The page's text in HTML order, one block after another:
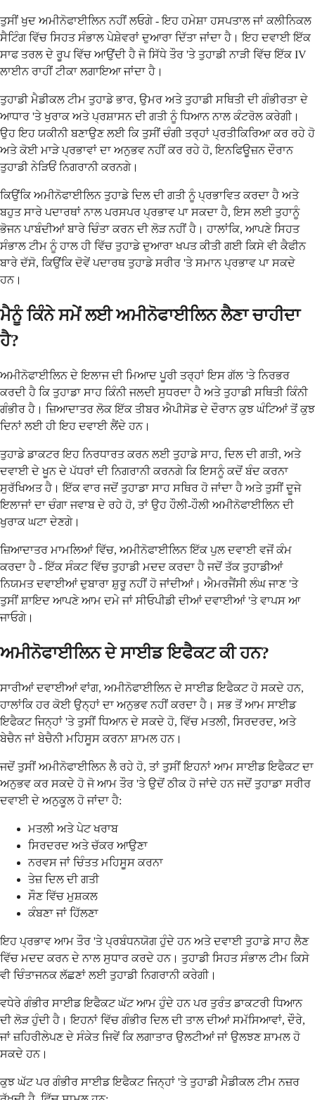
ਤੁਸੀਂ ਖੁਦ ਅਮੀਨੋਫਾਈਲਿਨ ਨਹੀਂ ਲਓਗੇ - ਇਹ ਹਮੇਸ਼ਾ ਹਸਪਤਾਲ ਜਾਂ ਕਲੀਨਿਕਲ
ਸੈਟਿੰਗ ਵਿੱਚ ਸਿਹਤ ਸੰਭਾਲ ਪੇਸ਼ੇਵਰਾਂ ਦੁਆਰਾ ਦਿੱਤਾ ਜਾਂਦਾ ਹੈ। ਇਹ ਦਵਾਈ ਇੱਕ
ਸਾਫ ਤਰਲ ਦੇ ਰੂਪ ਵਿੱਚ ਆਉਂਦੀ ਹੈ ਜੋ ਸਿੱਧੇ ਤੌਰ 'ਤੇ ਤੁਹਾਡੀ ਨਾੜੀ ਵਿੱਚ ਇੱਕ IV
ਲਾਈਨ ਰਾਹੀਂ ਟੀਕਾ ਲਗਾਇਆ ਜਾਂਦਾ ਹੈ।
ਤੁਹਾਡੀ ਮੈਡੀਕਲ ਟੀਮ ਤੁਹਾਡੇ ਭਾਰ, ਉਮਰ ਅਤੇ ਤੁਹਾਡੀ ਸਥਿਤੀ ਦੀ ਗੰਭੀਰਤਾ ਦੇ
ਆਧਾਰ 'ਤੇ ਖੁਰਾਕ ਅਤੇ ਪ੍ਰਸ਼ਾਸਨ ਦੀ ਗਤੀ ਨੂੰ ਧਿਆਨ ਨਾਲ ਕੰਟਰੋਲ ਕਰੇਗੀ।
ਉਹ ਇਹ ਯਕੀਨੀ ਬਣਾਉਣ ਲਈ ਕਿ ਤੁਸੀਂ ਚੰਗੀ ਤਰ੍ਹਾਂ ਪ੍ਰਤੀਕਿਰਿਆ ਕਰ ਰਹੇ ਹੋ
ਅਤੇ ਕੋਈ ਮਾੜੇ ਪ੍ਰਭਾਵਾਂ ਦਾ ਅਨੁਭਵ ਨਹੀਂ ਕਰ ਰਹੇ ਹੋ, ਇਨਫਿਊਜ਼ਨ ਦੌਰਾਨ
ਤੁਹਾਡੀ ਨੇੜਿਓਂ ਨਿਗਰਾਨੀ ਕਰਨਗੇ।
ਕਿਉਂਕਿ ਅਮੀਨੋਫਾਈਲਿਨ ਤੁਹਾਡੇ ਦਿਲ ਦੀ ਗਤੀ ਨੂੰ ਪ੍ਰਭਾਵਿਤ ਕਰਦਾ ਹੈ ਅਤੇ
ਬਹੁਤ ਸਾਰੇ ਪਦਾਰਥਾਂ ਨਾਲ ਪਰਸਪਰ ਪ੍ਰਭਾਵ ਪਾ ਸਕਦਾ ਹੈ, ਇਸ ਲਈ ਤੁਹਾਨੂੰ
ਭੋਜਨ ਪਾਬੰਦੀਆਂ ਬਾਰੇ ਚਿੰਤਾ ਕਰਨ ਦੀ ਲੋੜ ਨਹੀਂ ਹੈ। ਹਾਲਾਂਕਿ, ਆਪਣੇ ਸਿਹਤ
ਸੰਭਾਲ ਟੀਮ ਨੂੰ ਹਾਲ ਹੀ ਵਿੱਚ ਤੁਹਾਡੇ ਦੁਆਰਾ ਖਪਤ ਕੀਤੀ ਗਈ ਕਿਸੇ ਵੀ ਕੈਫੀਨ
ਬਾਰੇ ਦੱਸੋ, ਕਿਉਂਕਿ ਦੋਵੇਂ ਪਦਾਰਥ ਤੁਹਾਡੇ ਸਰੀਰ 'ਤੇ ਸਮਾਨ ਪ੍ਰਭਾਵ ਪਾ ਸਕਦੇ
ਹਨ।
ਮੈਨੂੰ ਕਿੰਨੇ ਸਮੇਂ ਲਈ ਅਮੀਨੋਫਾਈਲਿਨ ਲੈਣਾ ਚਾਹੀਦਾ
ਹੈ?
ਅਮੀਨੋਫਾਈਲਿਨ ਦੇ ਇਲਾਜ ਦੀ ਮਿਆਦ ਪੂਰੀ ਤਰ੍ਹਾਂ ਇਸ ਗੱਲ 'ਤੇ ਨਿਰਭਰ
ਕਰਦੀ ਹੈ ਕਿ ਤੁਹਾਡਾ ਸਾਹ ਕਿੰਨੀ ਜਲਦੀ ਸੁਧਰਦਾ ਹੈ ਅਤੇ ਤੁਹਾਡੀ ਸਥਿਤੀ ਕਿੰਨੀ
ਗੰਭੀਰ ਹੈ। ਜ਼ਿਆਦਾਤਰ ਲੋਕ ਇੱਕ ਤੀਬਰ ਐਪੀਸੋਡ ਦੇ ਦੌਰਾਨ ਕੁਝ ਘੰਟਿਆਂ ਤੋਂ ਕੁਝ
ਦਿਨਾਂ ਲਈ ਹੀ ਇਹ ਦਵਾਈ ਲੈਂਦੇ ਹਨ।
ਤੁਹਾਡੇ ਡਾਕਟਰ ਇਹ ਨਿਰਧਾਰਤ ਕਰਨ ਲਈ ਤੁਹਾਡੇ ਸਾਹ, ਦਿਲ ਦੀ ਗਤੀ, ਅਤੇ
ਦਵਾਈ ਦੇ ਖੂਨ ਦੇ ਪੱਧਰਾਂ ਦੀ ਨਿਗਰਾਨੀ ਕਰਨਗੇ ਕਿ ਇਸਨੂੰ ਕਦੋਂ ਬੰਦ ਕਰਨਾ
ਸੁਰੱਖਿਅਤ ਹੈ। ਇੱਕ ਵਾਰ ਜਦੋਂ ਤੁਹਾਡਾ ਸਾਹ ਸਥਿਰ ਹੋ ਜਾਂਦਾ ਹੈ ਅਤੇ ਤੁਸੀਂ ਦੂਜੇ
ਇਲਾਜਾਂ ਦਾ ਚੰਗਾ ਜਵਾਬ ਦੇ ਰਹੇ ਹੋ, ਤਾਂ ਉਹ ਹੌਲੀ-ਹੌਲੀ ਅਮੀਨੋਫਾਈਲਿਨ ਦੀ
ਖੁਰਾਕ ਘਟਾ ਦੇਣਗੇ।
ਜ਼ਿਆਦਾਤਰ ਮਾਮਲਿਆਂ ਵਿੱਚ, ਅਮੀਨੋਫਾਈਲਿਨ ਇੱਕ ਪੁਲ ਦਵਾਈ ਵਜੋਂ ਕੰਮ
ਕਰਦਾ ਹੈ - ਇੱਕ ਸੰਕਟ ਵਿੱਚ ਤੁਹਾਡੀ ਮਦਦ ਕਰਦਾ ਹੈ ਜਦੋਂ ਤੱਕ ਤੁਹਾਡੀਆਂ
ਨਿਯਮਤ ਦਵਾਈਆਂ ਦੁਬਾਰਾ ਸ਼ੁਰੂ ਨਹੀਂ ਹੋ ਜਾਂਦੀਆਂ। ਐਮਰਜੈਂਸੀ ਲੰਘ ਜਾਣ 'ਤੇ
ਤੁਸੀਂ ਸ਼ਾਇਦ ਆਪਣੇ ਆਮ ਦਮੇ ਜਾਂ ਸੀਓਪੀਡੀ ਦੀਆਂ ਦਵਾਈਆਂ 'ਤੇ ਵਾਪਸ ਆ
ਜਾਓਗੇ।
ਅਮੀਨੋਫਾਈਲਿਨ ਦੇ ਸਾਈਡ ਇਫੈਕਟ ਕੀ ਹਨ?
ਸਾਰੀਆਂ ਦਵਾਈਆਂ ਵਾਂਗ, ਅਮੀਨੋਫਾਈਲਿਨ ਦੇ ਸਾਈਡ ਇਫੈਕਟ ਹੋ ਸਕਦੇ ਹਨ,
ਹਾਲਾਂਕਿ ਹਰ ਕੋਈ ਉਨ੍ਹਾਂ ਦਾ ਅਨੁਭਵ ਨਹੀਂ ਕਰਦਾ ਹੈ। ਸਭ ਤੋਂ ਆਮ ਸਾਈਡ
ਇਫੈਕਟ ਜਿਨ੍ਹਾਂ 'ਤੇ ਤੁਸੀਂ ਧਿਆਨ ਦੇ ਸਕਦੇ ਹੋ, ਵਿੱਚ ਮਤਲੀ, ਸਿਰਦਰਦ, ਅਤੇ
ਬੇਚੈਨ ਜਾਂ ਬੇਚੈਨੀ ਮਹਿਸੂਸ ਕਰਨਾ ਸ਼ਾਮਲ ਹਨ।
ਜਦੋਂ ਤੁਸੀਂ ਅਮੀਨੋਫਾਈਲਿਨ ਲੈ ਰਹੇ ਹੋ, ਤਾਂ ਤੁਸੀਂ ਇਹਨਾਂ ਆਮ ਸਾਈਡ ਇਫੈਕਟ ਦਾ
ਅਨੁਭਵ ਕਰ ਸਕਦੇ ਹੋ ਜੋ ਆਮ ਤੌਰ 'ਤੇ ਉਦੋਂ ਠੀਕ ਹੋ ਜਾਂਦੇ ਹਨ ਜਦੋਂ ਤੁਹਾਡਾ ਸਰੀਰ
ਦਵਾਈ ਦੇ ਅਨੁਕੂਲ ਹੋ ਜਾਂਦਾ ਹੈ:
ਮਤਲੀ ਅਤੇ ਪੇਟ ਖਰਾਬ
ਸਿਰਦਰਦ ਅਤੇ ਚੱਕਰ ਆਉਣਾ
ਨਰਵਸ ਜਾਂ ਚਿੰਤਤ ਮਹਿਸੂਸ ਕਰਨਾ
ਤੇਜ਼ ਦਿਲ ਦੀ ਗਤੀ
ਸੌਣ ਵਿੱਚ ਮੁਸ਼ਕਲ
ਕੰਬਣਾ ਜਾਂ ਹਿੱਲਣਾ
ਇਹ ਪ੍ਰਭਾਵ ਆਮ ਤੌਰ 'ਤੇ ਪ੍ਰਬੰਧਨਯੋਗ ਹੁੰਦੇ ਹਨ ਅਤੇ ਦਵਾਈ ਤੁਹਾਡੇ ਸਾਹ ਲੈਣ
ਵਿੱਚ ਮਦਦ ਕਰਨ ਦੇ ਨਾਲ ਸੁਧਾਰ ਕਰਦੇ ਹਨ। ਤੁਹਾਡੀ ਸਿਹਤ ਸੰਭਾਲ ਟੀਮ ਕਿਸੇ
ਵੀ ਚਿੰਤਾਜਨਕ ਲੱਛਣਾਂ ਲਈ ਤੁਹਾਡੀ ਨਿਗਰਾਨੀ ਕਰੇਗੀ।
ਵਧੇਰੇ ਗੰਭੀਰ ਸਾਈਡ ਇਫੈਕਟ ਘੱਟ ਆਮ ਹੁੰਦੇ ਹਨ ਪਰ ਤੁਰੰਤ ਡਾਕਟਰੀ ਧਿਆਨ
ਦੀ ਲੋੜ ਹੁੰਦੀ ਹੈ। ਇਹਨਾਂ ਵਿੱਚ ਗੰਭੀਰ ਦਿਲ ਦੀ ਤਾਲ ਦੀਆਂ ਸਮੱਸਿਆਵਾਂ, ਦੌਰੇ,
ਜਾਂ ਜ਼ਹਿਰੀਲੇਪਣ ਦੇ ਸੰਕੇਤ ਜਿਵੇਂ ਕਿ ਲਗਾਤਾਰ ਉਲਟੀਆਂ ਜਾਂ ਉਲਝਣ ਸ਼ਾਮਲ ਹੋ
ਸਕਦੇ ਹਨ।
ਕੁਝ ਘੱਟ ਪਰ ਗੰਭੀਰ ਸਾਈਡ ਇਫੈਕਟ ਜਿਨ੍ਹਾਂ 'ਤੇ ਤੁਹਾਡੀ ਮੈਡੀਕਲ ਟੀਮ ਨਜ਼ਰ